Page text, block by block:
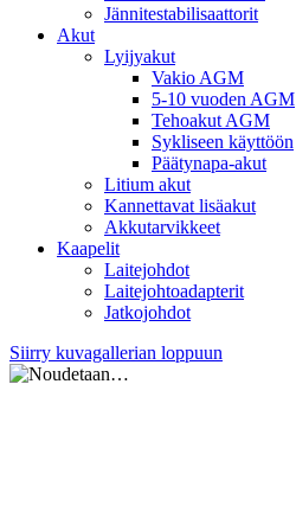
Jännitestabilisaattorit
Akut
Lyijyakut
Vakio AGM
5-10 vuoden AGM
Tehoakut AGM
Sykliseen käyttöön
Päätynapa-akut
Litium akut
Kannettavat lisäakut
Akkutarvikkeet
Kaapelit
Laitejohdot
Laitejohtoadapterit
Jatkojohdot
Siirry kuvagallerian loppuun